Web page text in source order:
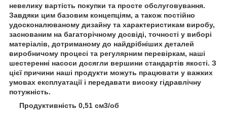
невелику вартість покупки та просте обслуговування.
Завдяки цим базовим концепціям, а також постійно
удосконалюваному дизайну та характеристикам виробу,
заснованим на багаторічному досвіді, точності у виборі
матеріалів, дотриманому до найдрібніших деталей
виробничому процесі та регулярним перевіркам, наші
шестеренні насоси досягли вершини стандартів якості. З
цієї причини наші продукти можуть працювати у важких
умовах експлуатації і передавати високу гідравлічну
потужність.
Продуктивність 0,51 см3/об